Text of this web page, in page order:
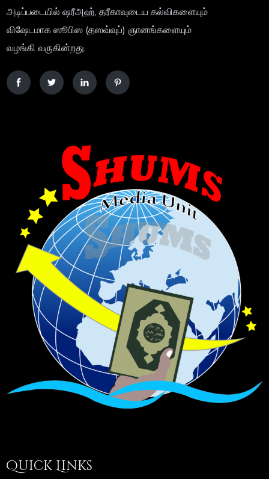
அடிப்படையில் ஷரீஅஹ், தரீகாவுடைய கல்விகளையும்
விஷேடமாக ஸூபிஸ (தஸவ்வுப்) ஞானங்களையும்
வழங்கி வருகின்றது.
Quick Links